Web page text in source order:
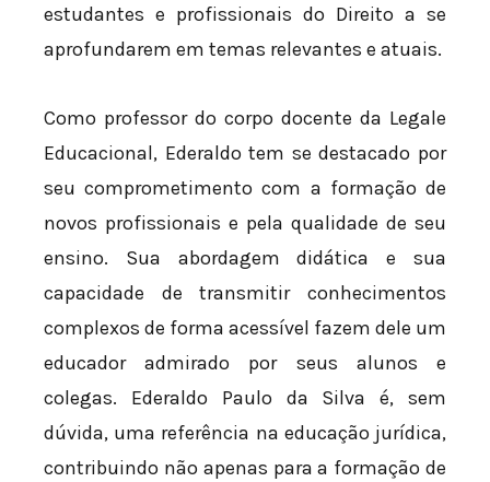
estudantes e profissionais do Direito a se
aprofundarem em temas relevantes e atuais.
Como professor do corpo docente da Legale
Educacional, Ederaldo tem se destacado por
seu comprometimento com a formação de
novos profissionais e pela qualidade de seu
ensino. Sua abordagem didática e sua
capacidade de transmitir conhecimentos
complexos de forma acessível fazem dele um
educador admirado por seus alunos e
colegas. Ederaldo Paulo da Silva é, sem
dúvida, uma referência na educação jurídica,
contribuindo não apenas para a formação de